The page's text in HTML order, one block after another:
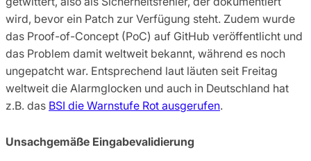
wird, bevor ein Patch zur Verfügung steht. Zudem wurde
das Proof-of-Concept (PoC) auf GitHub veröffentlicht und
das Problem damit weltweit bekannt, während es noch
ungepatcht war. Entsprechend laut läuten seit Freitag
weltweit die Alarmglocken und auch in Deutschland hat
z.B. das BSI die Warnstufe Rot ausgerufen.
Unsachgemäße Eingabevalidierung